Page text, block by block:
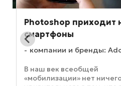
Photoshop приходит
смартфоны
компании и бренды:
В наш век всеобщей
«мобилизации» нет